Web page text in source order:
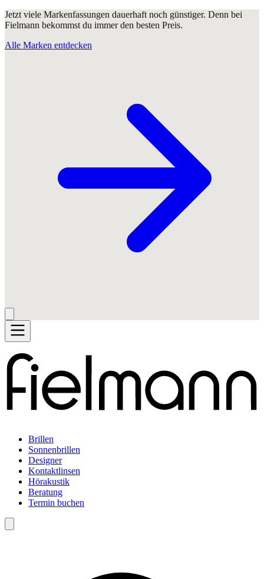
Jetzt viele Markenfassungen dauerhaft noch günstiger. Denn bei
Fielmann bekommst du immer den besten Preis.
Alle Marken entdecken
Brillen
Sonnenbrillen
Designer
Kontaktlinsen
Hörakustik
Beratung
Termin buchen